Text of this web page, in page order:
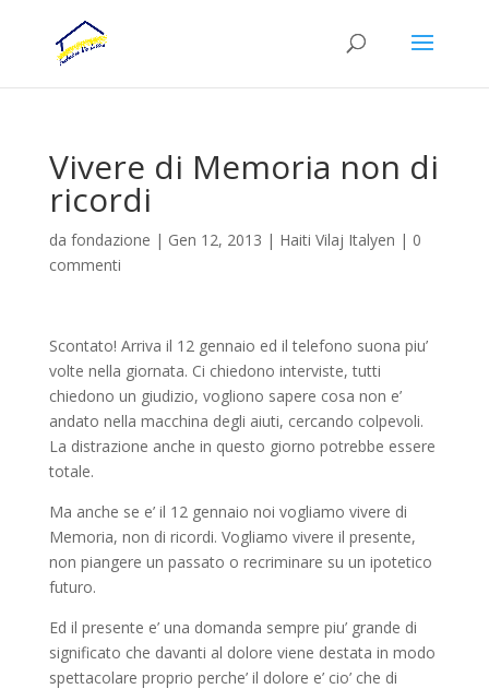
Vivere di Memoria non di
ricordi
da fondazione | Gen 12, 2013 | Haiti Vilaj Italyen | 0
commenti
Scontato! Arriva il 12 gennaio ed il telefono suona piu’
volte nella giornata. Ci chiedono interviste, tutti
chiedono un giudizio, vogliono sapere cosa non e’
andato nella macchina degli aiuti, cercando colpevoli.
La distrazione anche in questo giorno potrebbe essere
totale.
Ma anche se e’ il 12 gennaio noi vogliamo vivere di
Memoria, non di ricordi. Vogliamo vivere il presente,
non piangere un passato o recriminare su un ipotetico
futuro.
Ed il presente e’ una domanda sempre piu’ grande di
significato che davanti al dolore viene destata in modo
spettacolare proprio perche’ il dolore e’ cio’ che di